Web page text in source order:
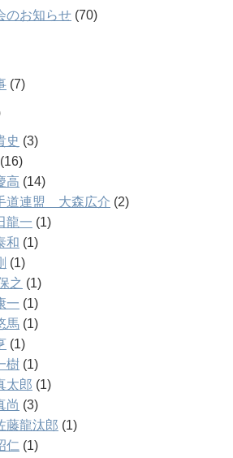
のお知らせ (70)
(7)
史 (3)
(16)
高 (14)
道連盟 大森広介 (2)
龍一 (1)
和 (1)
(1)
之 (1)
一 (1)
馬 (1)
(1)
樹 (1)
太郎 (1)
尚 (3)
龍汰郎 (1)
仁 (1)